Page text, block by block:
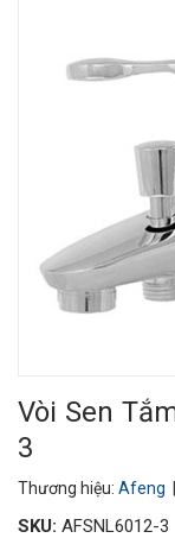
Vòi Sen
3
Thương hiệu: Afeng
SKU: AFSNL6012-3